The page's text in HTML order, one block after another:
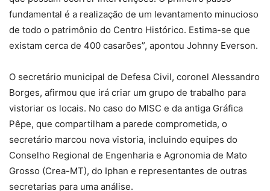
fundamental é a realização de um levantamento minucioso
de todo o patrimônio do Centro Histórico. Estima-se que
existam cerca de 400 casarões”, apontou Johnny Everson.
O secretário municipal de Defesa Civil, coronel Alessandro
Borges, afirmou que irá criar um grupo de trabalho para
vistoriar os locais. No caso do MISC e da antiga Gráfica
Pêpe, que compartilham a parede comprometida, o
secretário marcou nova vistoria, incluindo equipes do
Conselho Regional de Engenharia e Agronomia de Mato
Grosso (Crea-MT), do Iphan e representantes de outras
secretarias para uma análise.